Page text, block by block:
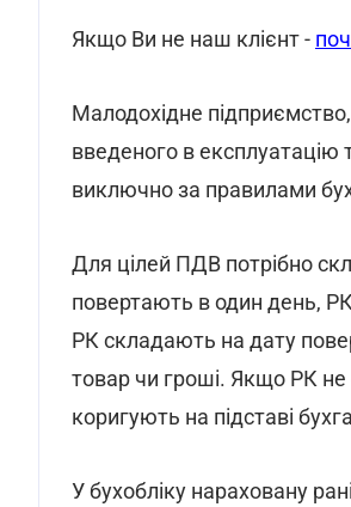
Якщо Ви не наш клієнт -
Малодохідне
введеного в експлуатацію
виключно за правилами
Для цілей ПДВ потрібно
повертають в один день,
РК складають на дату
товар чи гроші. Якщо РК
коригують на підставі
У бухобліку нараховану